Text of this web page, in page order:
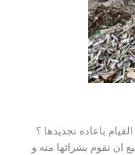
باعاده تجديدها ؟
نقوم بشرائها منه و